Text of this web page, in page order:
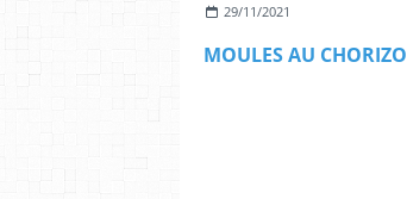
29/11/2021
MOULES AU CHORIZO